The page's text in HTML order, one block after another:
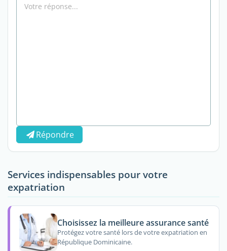
Répondre
Services indispensables pour votre
expatriation
Choisissez la meilleure assurance santé
Protégez votre santé lors de votre expatriation en
République Dominicaine.